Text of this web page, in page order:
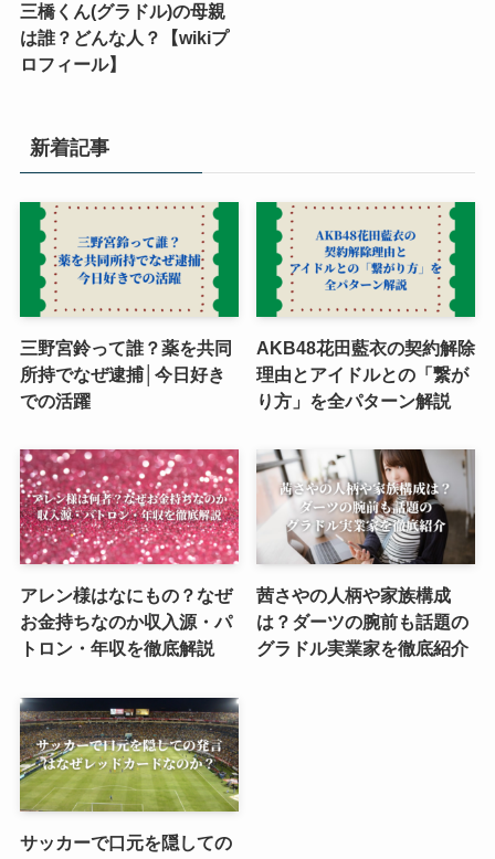
三橋くん(グラドル)の母親
は誰？どんな人？【wikiプ
ロフィール】
新着記事
三野宮鈴って誰？薬を共同
所持でなぜ逮捕│今日好き
での活躍
AKB48花田藍衣の契約解除
理由とアイドルとの「繋が
り方」を全パターン解説
アレン様はなにもの？なぜ
お金持ちなのか収入源・パ
トロン・年収を徹底解説
茜さやの人柄や家族構成
は？ダーツの腕前も話題の
グラドル実業家を徹底紹介
サッカーで口元を隠しての